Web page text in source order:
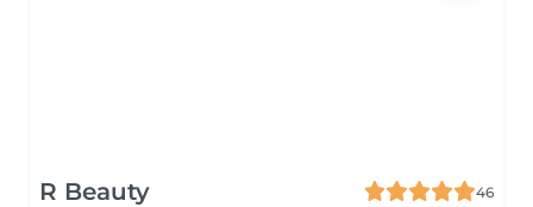
R Beauty
46